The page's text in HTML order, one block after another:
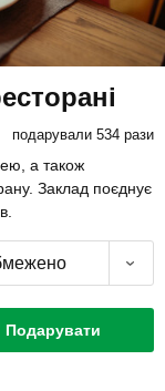
подарували 534 рази
а також
Заклад поєднує
Подарувати